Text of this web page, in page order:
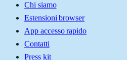
Chi siamo
Estensioni browser
App accesso rapido
Contatti
Press kit